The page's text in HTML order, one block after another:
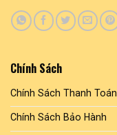
Chính Sách
Chính Sách Thanh Toán
Chính Sách Bảo Hành